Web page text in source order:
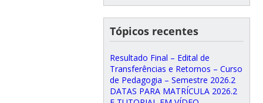
Tópicos recentes
Resultado Final – Edital de
Transferências e Retornos – Curso
de Pedagogia – Semestre 2026.2
DATAS PARA MATRÍCULA 2026.2